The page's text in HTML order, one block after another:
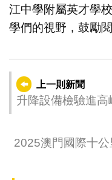
江中學附屬英才學
學們的視野，鼓勵閱
上一則新聞
升降設備檢驗進高
2025澳門國際十